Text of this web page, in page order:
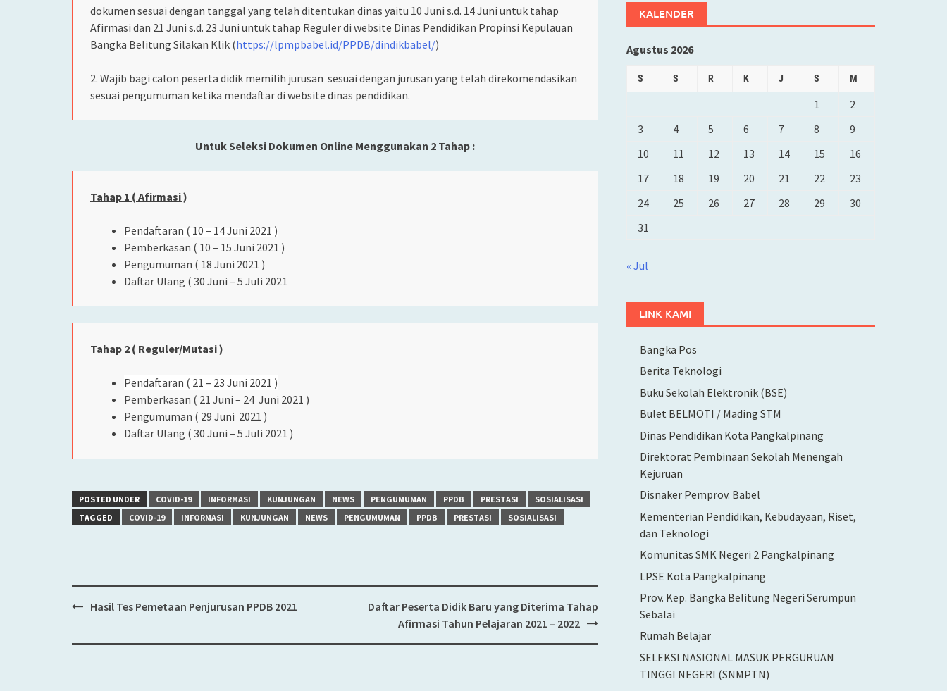
dokumen sesuai dengan tanggal yang telah ditentukan dinas yaitu 10 Juni s.d. 14 Juni untuk tahap
Afirmasi dan 21 Juni s.d. 23 Juni untuk tahap Reguler di website Dinas Pendidikan Propinsi Kepulauan
Bangka Belitung Silakan Klik (https://lpmpbabel.id/PPDB/dindikbabel/)
2. Wajib bagi calon peserta didik memilih jurusan sesuai dengan jurusan yang telah direkomendasikan
sesuai pengumuman ketika mendaftar di website dinas pendidikan.
Untuk Seleksi Dokumen Online Menggunakan 2 Tahap :
Tahap 1 ( Afirmasi )
Pendaftaran ( 10 – 14 Juni 2021 )
Pemberkasan ( 10 – 15 Juni 2021 )
Pengumuman ( 18 Juni 2021 )
Daftar Ulang ( 30 Juni – 5 Juli 2021
Tahap 2 ( Reguler/Mutasi )
Pendaftaran ( 21 – 23 Juni 2021 )
Pemberkasan ( 21 Juni – 24 Juni 2021 )
Pengumuman ( 29 Juni 2021 )
Daftar Ulang ( 30 Juni – 5 Juli 2021 )
POSTED UNDER COVID-19 INFORMASI KUNJUNGAN NEWS PENGUMUMAN PPDB PRESTASI
SOSIALISASI
TAGGED
COVID-19 INFORMASI KUNJUNGAN NEWS PENGUMUMAN PPDB PRESTASI SOSIALISASI
Hasil Tes Pemetaan Penjurusan PPDB 2021
Daftar Peserta Didik Baru yang Diterima Tahap
Afirmasi Tahun Pelajaran 2021 – 2022
KALENDER
Agustus 2026
S S R K J S M
1
2
3
4 5 6 7 8
9
10
11 12 13 14 15
16
17
18 19 20 21 22
23
24
25 26 27 28 29
30
31
« Jul
LINK KAMI
Bangka Pos
Berita Teknologi
Buku Sekolah Elektronik (BSE)
Bulet BELMOTI / Mading STM
Dinas Pendidikan Kota Pangkalpinang
Direktorat Pembinaan Sekolah Menengah
Kejuruan
Disnaker Pemprov. Babel
Kementerian Pendidikan, Kebudayaan, Riset,
dan Teknologi
Komunitas SMK Negeri 2 Pangkalpinang
LPSE Kota Pangkalpinang
Prov. Kep. Bangka Belitung Negeri Serumpun
Sebalai
Rumah Belajar
SELEKSI NASIONAL MASUK PERGURUAN
TINGGI NEGERI (SNMPTN)